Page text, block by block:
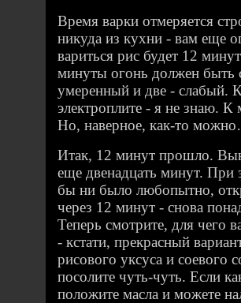
Время варки отмеряется
никуда из кухни - вам еще
вариться рис будет 12
минуты огонь должен быть
умеренный и две - слабый.
электроплите - я не знаю.
Но, наверное, как-то
Итак, 12 минут прошло.
еще двенадцать минут.
бы ни было любопытно,
через 12 минут - снова
Теперь смотрите, для чего
- кстати, прекрасный
рисового уксуса и соевого
посолите чуть-чуть. Если
положите масла и можете